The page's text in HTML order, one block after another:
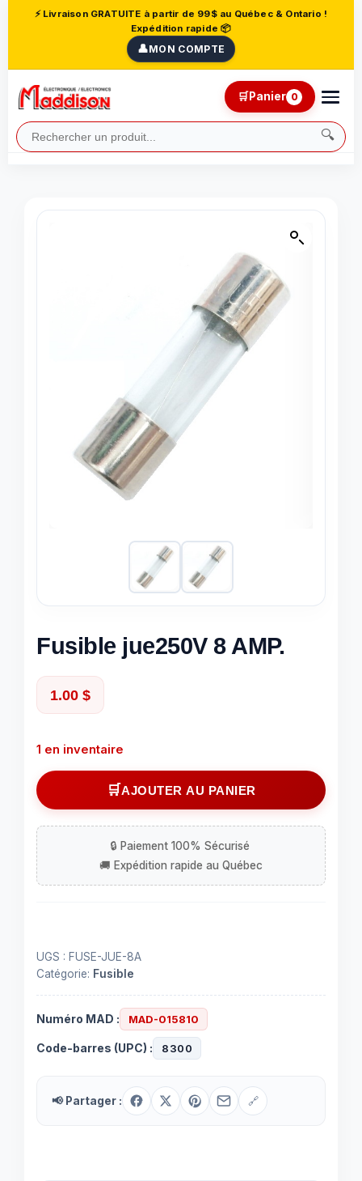
⚡ Livraison GRATUITE à partir de 99$ au Québec & Ontario !
Expédition rapide 📦
👤MON COMPTE
🔍
🛒Panier 0
Fusible jue250V 8 AMP.
1.00 $
1 en inventaire
quantité
de
jue250V
8
AMP.
AJOUTER AU PANIER
UGS : FUSE-JUE-8A
Catégorie: Fusible
Numéro MAD : MAD-015810
Code-barres (UPC) : 8300
📢 Partager : 🔗